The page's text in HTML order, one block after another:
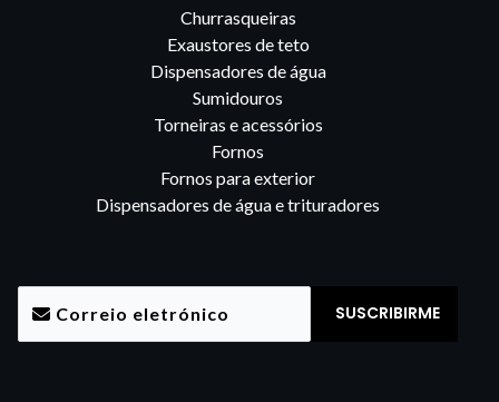
Churrasqueiras
Exaustores de teto
Dispensadores de água
Sumidouros
Torneiras e acessórios
Fornos
Fornos para exterior
Dispensadores de água e trituradores